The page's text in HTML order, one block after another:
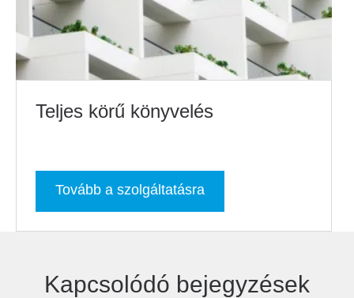
Teljes körű könyvelés
Tovább a szolgáltatásra
Kapcsolódó bejegyzések